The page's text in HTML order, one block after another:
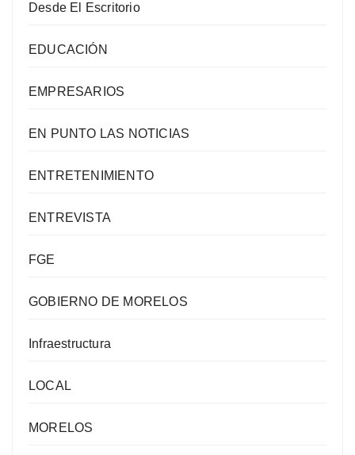
Desde El Escritorio
EDUCACIÓN
EMPRESARIOS
EN PUNTO LAS NOTICIAS
ENTRETENIMIENTO
ENTREVISTA
FGE
GOBIERNO DE MORELOS
Infraestructura
LOCAL
MORELOS